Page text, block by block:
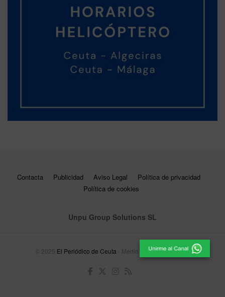
Contacta Publicidad Aviso Legal
Política de privacidad
Política de cookies
Unpu Group Solutions SL
© 2025 El Periódico de Ceuta - Medio de Comunicación